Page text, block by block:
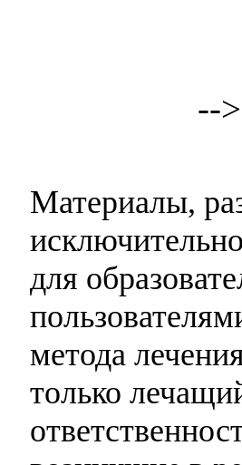
-->
Материалы,
для
метода
только